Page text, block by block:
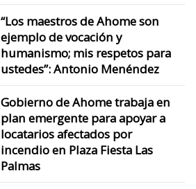
“Los maestros de Ahome son
ejemplo de vocación y
humanismo; mis respetos para
ustedes”: Antonio Menéndez
Gobierno de Ahome trabaja en
plan emergente para apoyar a
locatarios afectados por
incendio en Plaza Fiesta Las
Palmas